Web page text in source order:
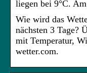
liegen bei 9°C.
Wie wird das
nächsten 3 Tage?
mit Temperatur,
wetter.com.